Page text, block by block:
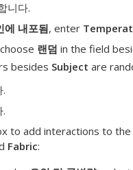
니다.
에 내포됨, enter
랜덤 in the field
besides Subject are
to add interactions to
Fabric: